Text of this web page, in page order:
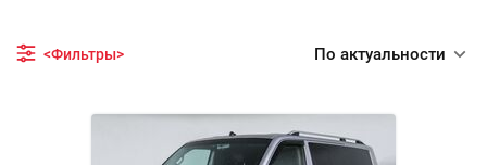
<Фильтры> По актуальности